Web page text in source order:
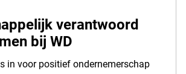
verantwoord
bij WD
in voor positief ondernemerschap